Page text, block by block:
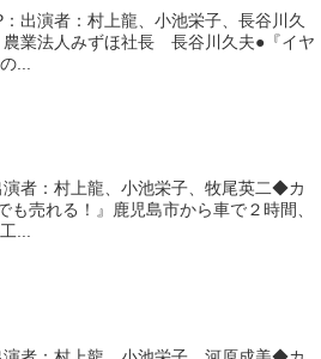
出演者：村上龍、小池栄子、長谷川久
業法人みずほ社長 長谷川久夫●『イヤ
...
演者：村上龍、小池栄子、牧尾英二◆カ
売れる！』鹿児島市から車で２時間、
...